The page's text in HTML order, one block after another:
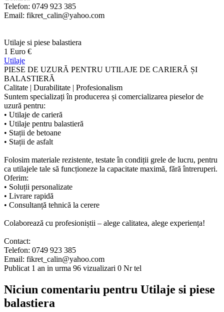
Telefon: 0749 923 385
Email: fikret_calin@yahoo.com
Utilaje si piese balastiera
1 Euro €
Utilaje
PIESE DE UZURĂ PENTRU UTILAJE DE CARIERĂ ȘI
BALASTIERĂ
Calitate | Durabilitate | Profesionalism
Suntem specializați în producerea și comercializarea pieselor de
uzură pentru:
• Utilaje de carieră
• Utilaje pentru balastieră
• Stații de betoane
• Stații de asfalt
Folosim materiale rezistente, testate în condiții grele de lucru, pentru
ca utilajele tale să funcționeze la capacitate maximă, fără întreruperi.
Oferim:
• Soluții personalizate
• Livrare rapidă
• Consultanță tehnică la cerere
Colaborează cu profesioniștii – alege calitatea, alege experiența!
Contact:
Telefon: 0749 923 385
Email: fikret_calin@yahoo.com
Publicat 1 an in urma 96 vizualizari 0 Nr tel
Niciun comentariu pentru Utilaje si piese
balastiera